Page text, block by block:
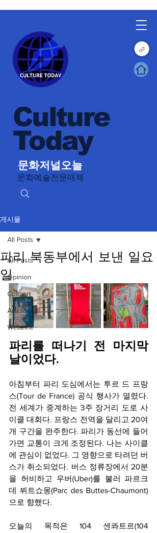
Culture
Today
문화저널오늘
문화예술전문매체
게시물
All Posts
Opinion
Column
Article
Webzine
All Posts
파리 북동부에서 보낸 일요
일
파리를 떠나기 전 마지막
날이었다.
아침부터 파리 도심에서는 투르 드 프랑
스(Tour de France) 공식 행사가 열렸다.
전 세계가 중계하는 3주 장거리 도로 사
이클 대회다. 프랑스 전역을 달리고 20여
개 구간을 완주한다. 파리가 동선에 들어
가면 교통이 크게 조정된다. 나는 사이클
에 관심이 없었다. 그 영향으로 타려던 버
스가 취소되었다. 버스 정류장에서 20분
을 허비하고 우버(Uber)를 불러 파르크
데 뷔트쇼몽(Parc des Buttes-Chaumont)
으로 향했다.
오늘의 목적은 104 센콰트르(104